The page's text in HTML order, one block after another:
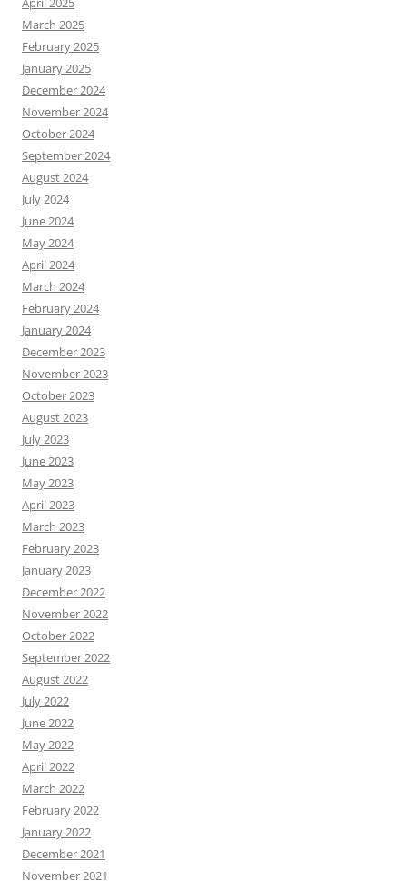
March 2025
February 2025
January 2025
December 2024
November 2024
October 2024
September 2024
August 2024
July 2024
June 2024
May 2024
April 2024
March 2024
February 2024
January 2024
December 2023
November 2023
October 2023
August 2023
July 2023
June 2023
May 2023
April 2023
March 2023
February 2023
January 2023
December 2022
November 2022
October 2022
September 2022
August 2022
July 2022
June 2022
May 2022
April 2022
March 2022
February 2022
January 2022
December 2021
November 2021